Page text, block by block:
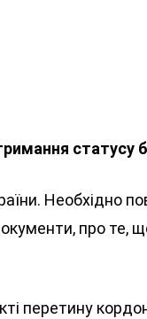
статусу
Необхідно
про те,
перетину